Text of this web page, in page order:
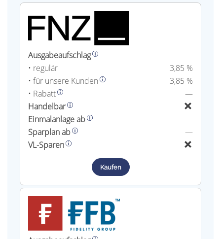
Ausgabeaufschlag
• regulär
3,85 %
• für unsere Kunden
3,85 %
• Rabatt
—
Handelbar
Einmalanlage ab
—
Sparplan ab
—
VL-Sparen
Kaufen